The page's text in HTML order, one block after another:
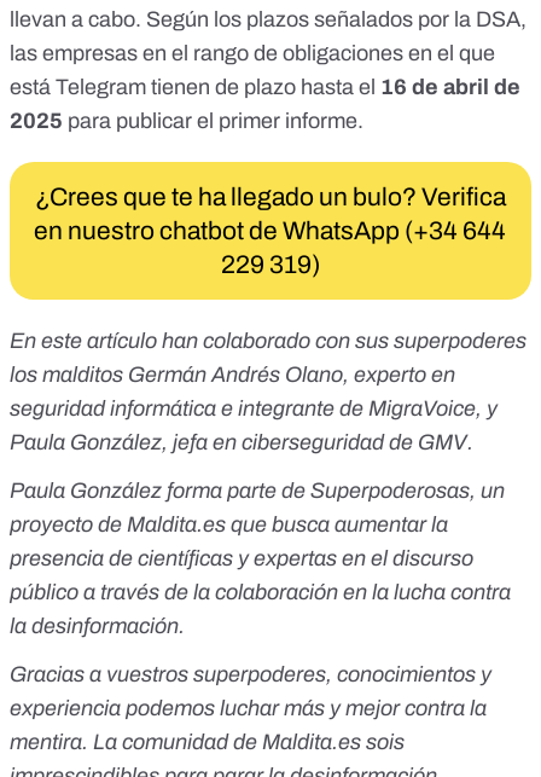
llevan a cabo. Según los plazos señalados por la DSA,
las empresas en el rango de obligaciones en el que
está Telegram tienen de plazo hasta el 16 de abril de
2025 para publicar el primer informe.
¿Crees que te ha llegado un bulo? Verifica
en nuestro chatbot de WhatsApp (+34 644
229 319)
En este artículo han colaborado con sus superpoderes
los malditos Germán Andrés Olano, experto en
seguridad informática e integrante de MigraVoice, y
Paula González, jefa en ciberseguridad de GMV.
Paula González forma parte de Superpoderosas, un
proyecto de Maldita.es que busca aumentar la
presencia de científicas y expertas en el discurso
público a través de la colaboración en la lucha contra
la desinformación.
Gracias a vuestros superpoderes, conocimientos y
experiencia podemos luchar más y mejor contra la
mentira. La comunidad de Maldita.es sois